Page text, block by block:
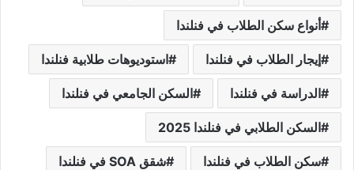
أنواع سكن الطلاب في فنلندا
إيجار الطلاب في فنلندا استوديوهات طلابية فنلندا
الدراسة في فنلندا السكن الجامعي في فنلندا
السكن الطلابي في فنلندا 2025
سكن الطلاب في فنلندا شقق SOA في فنلندا